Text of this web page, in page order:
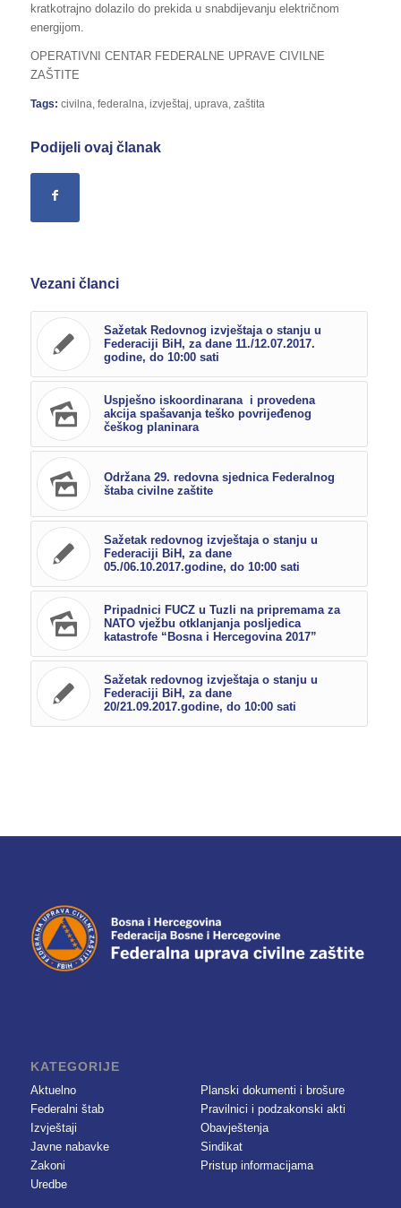
kratkotrajno dolazilo do prekida u snabdijevanju električnom
energijom.
OPERATIVNI CENTAR FEDERALNE UPRAVE CIVILNE
ZAŠTITE
Tags: civilna federalna izvještaj uprava zaštita
Podijeli ovaj članak
Vezani članci
Sažetak Redovnog izvještaja o stanju u
Federaciji BiH, za dane 11./12.07.2017.
godine, do 10:00 sati
Uspješno iskoordinarana i provedena
akcija spašavanja teško povrijeđenog
češkog planinara
Održana 29. redovna sjednica Federalnog
štaba civilne zaštite
Sažetak redovnog izvještaja o stanju u
Federaciji BiH, za dane
05./06.10.2017.godine, do 10:00 sati
Pripadnici FUCZ u Tuzli na pripremama za
NATO vježbu otklanjanja posljedica
katastrofe “Bosna i Hercegovina 2017”
Sažetak redovnog izvještaja o stanju u
Federaciji BiH, za dane
20/21.09.2017.godine, do 10:00 sati
KATEGORIJE
Aktuelno
Federalni štab
Izvještaji
Javne nabavke
Zakoni
Uredbe
Planski dokumenti i brošure
Pravilnici i podzakonski akti
Obavještenja
Sindikat
Pristup informacijama